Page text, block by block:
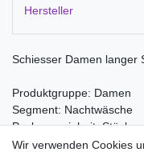
Hersteller
Schiesser Damen langer
Produktgruppe: Damen
Segment: Nachtwäsche
Packungseinheit: Stück
Wir verwenden Cookies